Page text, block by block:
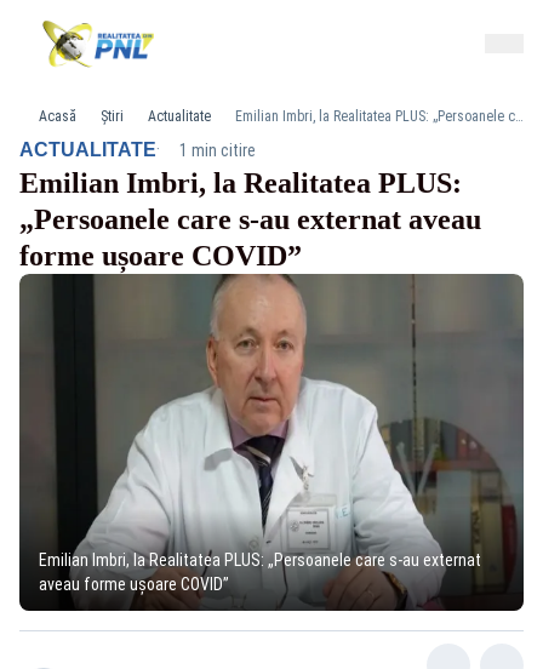
Acasă Știri Actualitate Emilian Imbri, la Realitatea PLUS: „Persoanele care s-au externat aveau forme ușoare COVID”
ACTUALITATE· 1 min citire
Emilian Imbri, la Realitatea PLUS:
„Persoanele care s-au externat aveau
forme ușoare COVID”
Emilian Imbri, la Realitatea PLUS: „Persoanele care s-au externat
aveau forme ușoare COVID”